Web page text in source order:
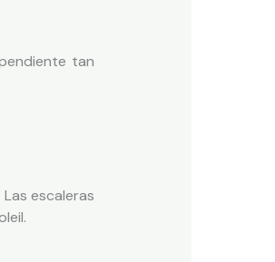
tan
escaleras